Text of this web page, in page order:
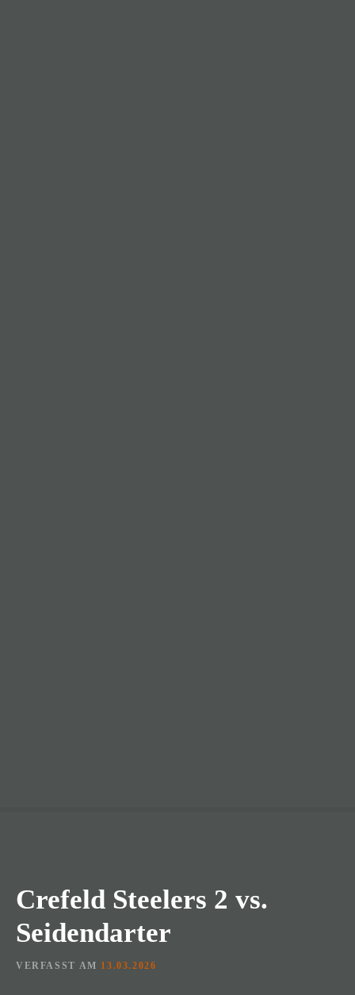
Crefeld Steelers 2 vs.
Seidendarter
VERFASST AM 13.03.2026